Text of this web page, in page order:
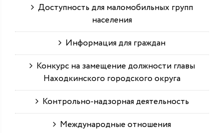
Доступность для маломобильных групп
населения
Информация для граждан
Конкурс на замещение должности главы
Находкинского городского округа
Контрольно-надзорная деятельность
Международные отношения